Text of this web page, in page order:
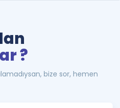
?
bize sor, hemen